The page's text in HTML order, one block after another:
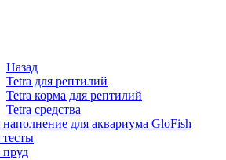
Назад
Tetra для рептилий
Tetra корма для рептилий
Tetra средства
наполнение для аквариума GloFish
тесты
пруд